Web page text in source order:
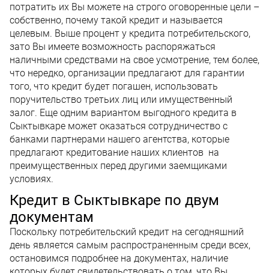
потратить их Вы можете на строго оговоренные цели –
собственно, почему такой кредит и называется
целевым. Выше процент у кредита потребительского,
зато Вы имеете возможность распоряжаться
наличными средствами на свое усмотрение, тем более,
что нередко, организации предлагают для гарантии
того, что кредит будет погашен, использовать
поручительство третьих лиц или имущественный
залог. Еще одним вариантом выгодного кредита в
Сыктывкаре может оказаться сотрудничество с
банками партнерами нашего агентства, которые
предлагают кредитование наших клиентов на
преимущественных перед другими заемщиками
условиях.
Кредит в Сыктывкаре по двум
документам
Поскольку потребительский кредит на сегодняшний
день является самым распространенным среди всех,
остановимся подробнее на документах, наличие